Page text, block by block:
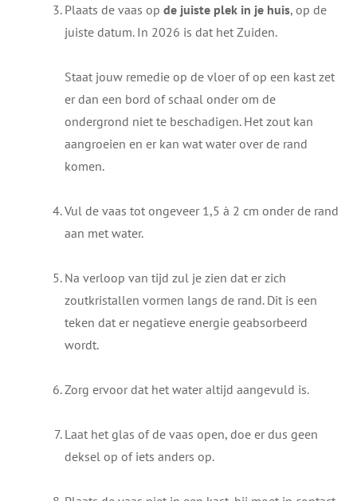
Plaats de vaas op de juiste plek in je huis, op de
juiste datum. In 2026 is dat het Zuiden.
Staat jouw remedie op de vloer of op een kast zet
er dan een bord of schaal onder om de
ondergrond niet te beschadigen. Het zout kan
aangroeien en er kan wat water over de rand
komen.
Vul de vaas tot ongeveer 1,5 à 2 cm onder de rand
aan met water.
Na verloop van tijd zul je zien dat er zich
zoutkristallen vormen langs de rand. Dit is een
teken dat er negatieve energie geabsorbeerd
wordt.
Zorg ervoor dat het water altijd aangevuld is.
Laat het glas of de vaas open, doe er dus geen
deksel op of iets anders op.